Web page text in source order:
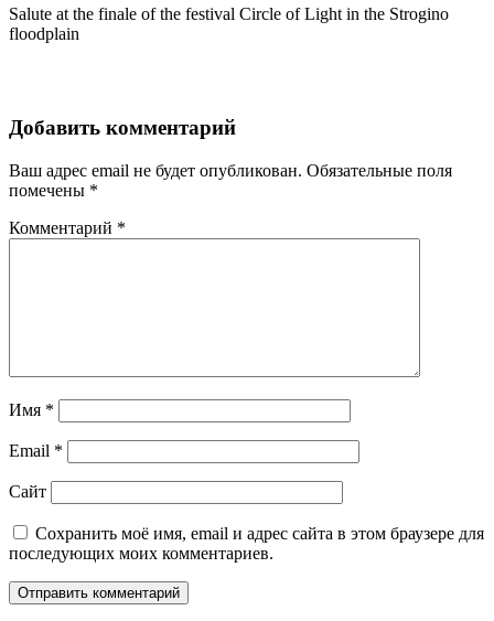
Salute at the finale of the festival Circle of Light in the Strogino
floodplain
Добавить комментарий
Ваш адрес email не будет опубликован. Обязательные поля
помечены *
Комментарий *
Имя *
Email *
Сайт
Сохранить моё имя, email и адрес сайта в этом браузере для
последующих моих комментариев.